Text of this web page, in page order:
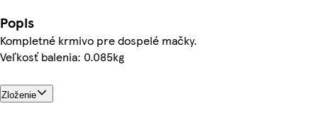
Popis
Kompletné krmivo pre dospelé mačky.
Veľkosť balenia: 0.085kg
Zloženie